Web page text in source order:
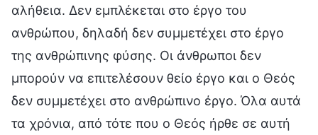
αλήθεια. Δεν εμπλέκεται στο έργο του
ανθρώπου, δηλαδή δεν συμμετέχει στο έργο
της ανθρώπινης φύσης. Οι άνθρωποι δεν
μπορούν να επιτελέσουν θείο έργο και ο Θεός
δεν συμμετέχει στο ανθρώπινο έργο. Όλα αυτά
τα χρόνια, από τότε που ο Θεός ήρθε σε αυτή